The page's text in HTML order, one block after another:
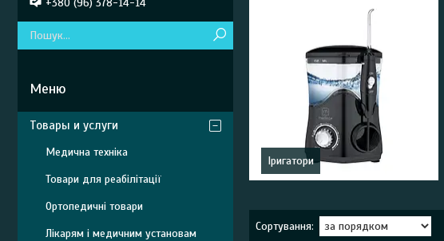
Іригатори
+380 (96) 378-14-14
Товары и услуги
Медична техніка
Товари для реабілітації
Ортопедичні товари
Лікарям і медичним установам